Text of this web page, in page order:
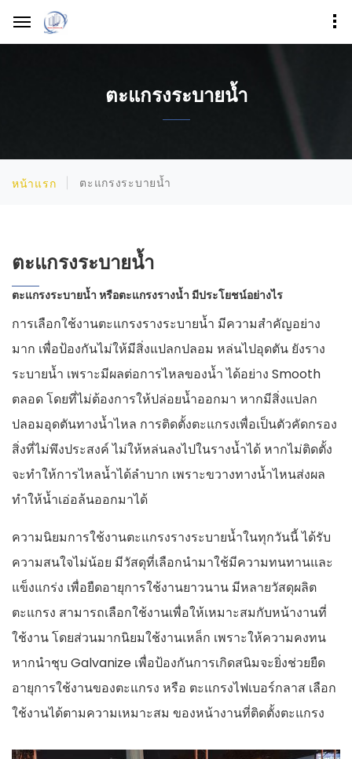
ตะแกรงระบายน้ำ
หน้าแรก ตะแกรงระบายน้ำ
ตะแกรงระบายน้ำ
ตะแกรงระบายน้ำ หรือตะแกรงรางน้ำ มีประโยชน์อย่างไร
การเลือกใช้งานตะแกรงรางระบายน้ำ มีความสำคัญอย่าง
มาก เพื่อป้องกันไม่ให้มีสิ่งแปลกปลอม หล่นไปอุดตัน ยังราง
ระบายน้ำ เพราะมีผลต่อการไหลของน้ำ ได้อย่าง Smooth
ตลอด โดยที่ไม่ต้องการให้ปล่อยน้ำออกมา หากมีสิ่งแปลก
ปลอมอุดตันทางน้ำไหล การติดตั้งตะแกรงเพื่อเป็นตัวคัดกรอง
สิ่งที่ไม่พึงประสงค์ ไม่ให้หล่นลงไปในรางน้ำได้ หากไม่ติดตั้ง
จะทำให้การไหลน้ำได้ลำบาก เพราะขวางทางน้ำไหนส่งผล
ทำให้น้ำเอ่อล้นออกมาได้
ความนิยมการใช้งานตะแกรงรางระบายน้ำในทุกวันนี้ ได้รับ
ความสนใจไม่น้อย มีวัสดุที่เลือกนำมาใช้มีความทนทานและ
แข็งแกร่ง เพื่อยืดอายุการใช้งานยาวนาน มีหลายวัสดุผลิต
ตะแกรง สามารถเลือกใช้งานเพื่อให้เหมาะสมกับหน้างานที่
ใช้งาน โดยส่วนมากนิยมใช้งานเหล็ก เพราะให้ความคงทน
หากนำชุบ Galvanize เพื่อป้องกันการเกิดสนิมจะยิ่งช่วยยืด
อายุการใช้งานของตะแกรง หรือ ตะแกรงไฟเบอร์กลาส เลือก
ใช้งานได้ตามความเหมาะสม ของหน้างานที่ติดตั้งตะแกรง